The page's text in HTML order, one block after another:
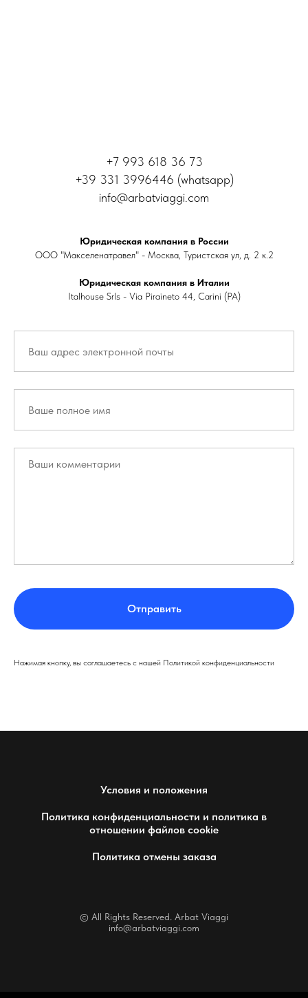
+7 993 618 36 73
+39 331 3996446 (whatsapp)
info@arbatviaggi.com
Юридическая компания в России
ООО "Макселенатравел" - Москва, Туристская ул, д. 2 к.2
Юридическая компания в Италии
Italhouse Srls - Via Piraineto 44, Carini (PA)
Отправить
Нажимая кнопку, вы соглашаетесь с нашей Политикой конфиденциальности
Условия и положения
Политика конфиденциальности и политика в
отношении файлов cookie
Политика отмены заказа
© All Rights Reserved. Arbat Viaggi
info@arbatviaggi.com